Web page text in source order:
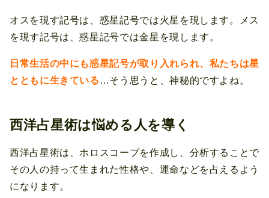
オスを現す記号は、惑星記号では火星を現します。メス
を現す記号は、惑星記号では金星を現します。
日常生活の中にも惑星記号が取り入れられ、私たちは星
とともに生きている …そう思うと、神秘的ですよね。
西洋占星術は悩める人を導く
西洋占星術は、ホロスコープを作成し、分析することで
その人の持って生まれた性格や、運命などを占えるよう
になります。